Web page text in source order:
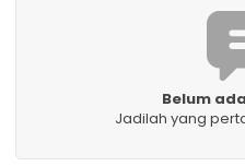
Belum
Jadilah yang